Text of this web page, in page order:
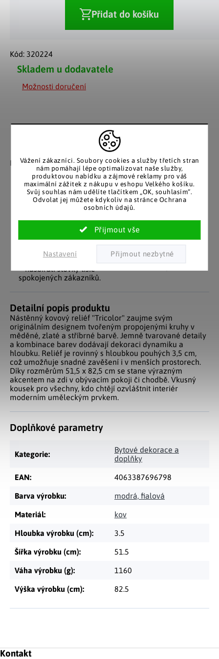
Vážení zákazníci. Soubory cookies a služby třetích stran
nám pomáhají lépe optimalizovat naše služby,
produktovou nabídku a zájmové reklamy pro váš
maximální zážitek z nákupu v eshopu Velkého košíku.
Svůj souhlas nám udělíte tlačítkem „OK, souhlasím“.
Odvolat jej můžete kdykoliv na stránce Ochrana
osobních údajů.
Nastavení
Skladem u dodavatele
Možnosti doručení
Přidat do košíku
Kód: 320224
Záruka spokojenosti
Nakupujete bez obav, férové
jednání v každé situaci.
podobě
Stálým zákazníkům
posíláme papírový katalog
do schránky.
Pozitivní ohlasy
Za desítky let na trhu jsme
nasbírali stovky tisíc
spokojených zákazníků.
EU distribuce
zákazníky. Značkové zboží
se zárukou původu.
Detailní popis produktu
Nástěnný kovový reliéf "Tricolor" zaujme svým
originálním designem tvořeným propojenými kruhy v
měděné, zlaté a stříbrné barvě. Jemně tvarované detaily
a kombinace barev dodávají dekoraci dynamiku a
hloubku. Reliéf je rovinný s hloubkou pouhých 3,5 cm,
což umožňuje snadné zavěšení i v menších prostorech.
Díky rozměrům 51,5 x 82,5 cm se stane výrazným
akcentem na zdi v obývacím pokoji či chodbě. Vkusný
kousek pro všechny, kdo chtějí ozvláštnit interiér
moderním uměleckým prvkem.
Doplňkové parametry
Kategorie:
Bytové dekorace a
doplňky
EAN: 4063387696798
Barva výrobku: modrá, fialová
Materiál: kov
Hloubka výrobku (cm): 3.5
Šířka výrobku (cm): 51.5
Váha výrobku (g): 1160
Výška výrobku (cm): 82.5
Zápatí
Kontakt